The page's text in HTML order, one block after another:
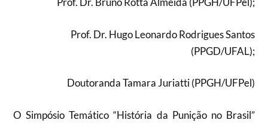
Prof. Dr. Hugo Leonardo Rodrigues Santos
(PPGD/UFAL);
Doutoranda Tamara Juriatti (PPGH/UFPel)
O Simpósio Temático “História da Punição no Brasil”